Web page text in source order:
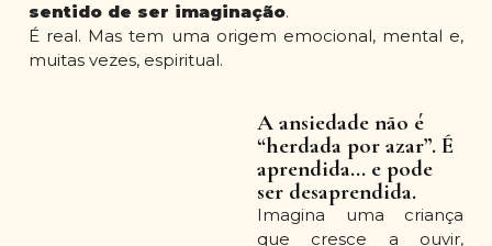
sentido de ser imaginação.
É real. Mas tem uma origem emocional, mental e,
muitas vezes, espiritual.
A ansiedade não é
“herdada por azar”. É
aprendida… e pode
ser desaprendida.
Imagina uma criança
que cresce a ouvir,